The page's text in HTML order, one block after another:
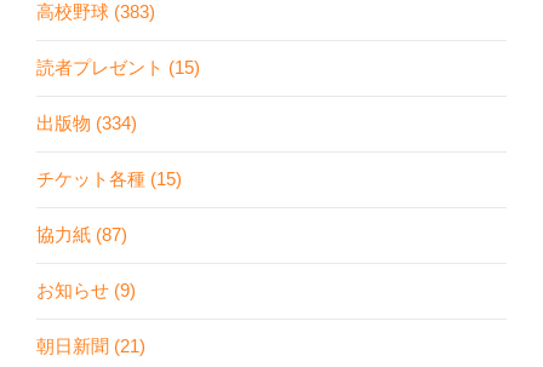
高校野球 (383)
読者プレゼント (15)
出版物 (334)
チケット各種 (15)
協力紙 (87)
お知らせ (9)
朝日新聞 (21)